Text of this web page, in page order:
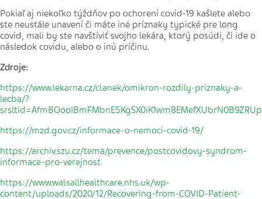
Pokiaľ aj niekoľko týždňov po ochorení covid-19 kašlete alebo
ste neustále unavení či máte iné príznaky typické pre long
covid, mali by ste navštíviť svojho lekára, ktorý posúdi, či ide o
následok covidu, alebo o inú príčinu.
Zdroje:
https://www.lekarna.cz/clanek/omikron-rozdily-priznaky-a-
lecba/?
https://mzd.gov.cz/informace-o-nemoci-covid-19/
https://archiv.szu.cz/tema/prevence/postcovidovy-syndrom-
informace-pro-verejnost
https://www.walsallhealthcare.nhs.uk/wp-
content/uploads/2020/12/Recovering-from-COVID-Patient-